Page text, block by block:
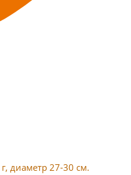
диаметр 27-30 см.